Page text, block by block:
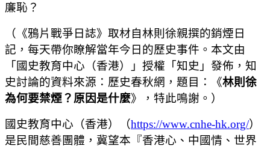
廉恥？
（《鴉片戰爭日誌》取材自林則徐親撰的銷煙日
記，每天帶你瞭解當年今日的歷史事件。本文由
「國史教育中心（香港）」授權「知史」發佈，知
史討論的資料來源：歷史春秋網，題目：《林則徐
為何要禁煙？原因是什麼》，特此鳴謝。）
國史教育中心（香港）（https://www.cnhe-hk.org/）
是民間慈善團體，冀望本『香港心、中國情、世界